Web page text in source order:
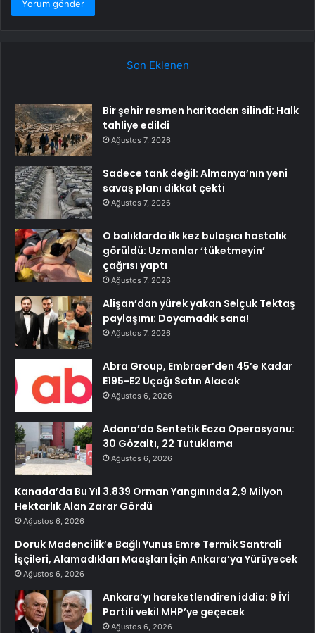
Son Eklenen
Bir şehir resmen haritadan silindi: Halk
tahliye edildi
Ağustos 7, 2026
Sadece tank değil: Almanya’nın yeni
savaş planı dikkat çekti
Ağustos 7, 2026
O balıklarda ilk kez bulaşıcı hastalık
görüldü: Uzmanlar ‘tüketmeyin’
çağrısı yaptı
Ağustos 7, 2026
Alişan’dan yürek yakan Selçuk Tektaş
paylaşımı: Doyamadık sana!
Ağustos 7, 2026
Abra Group, Embraer’den 45’e Kadar
E195-E2 Uçağı Satın Alacak
Ağustos 6, 2026
Adana’da Sentetik Ecza Operasyonu:
30 Gözaltı, 22 Tutuklama
Ağustos 6, 2026
Kanada’da Bu Yıl 3.839 Orman Yangınında 2,9 Milyon
Hektarlık Alan Zarar Gördü
Ağustos 6, 2026
Doruk Madencilik’e Bağlı Yunus Emre Termik Santrali
İşçileri, Alamadıkları Maaşları İçin Ankara’ya Yürüyecek
Ağustos 6, 2026
Ankara’yı hareketlendiren iddia: 9 İYİ
Partili vekil MHP’ye geçecek
Ağustos 6, 2026